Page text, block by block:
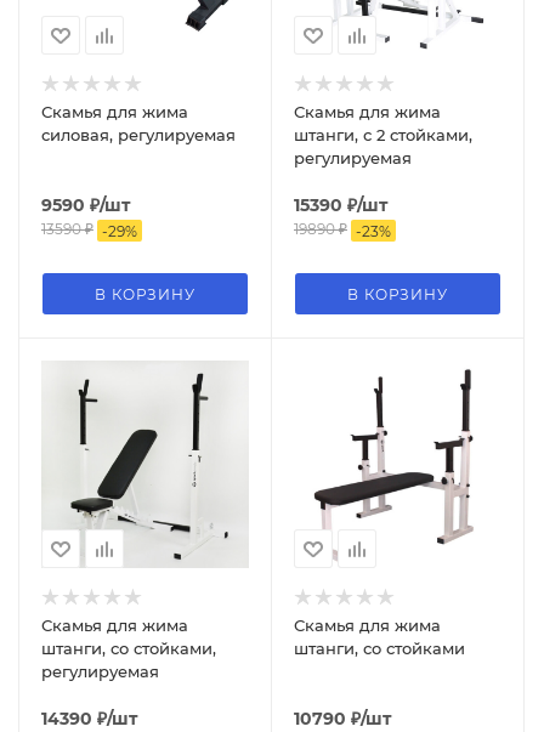
Скамья для жима
силовая, регулируемая
9590 ₽/шт
13590₽ -29%
В КОРЗИНУ
Скамья для жима
штанги, с 2 стойками,
регулируемая
15390 ₽/шт
19890₽ -23%
В КОРЗИНУ
Скамья для жима
штанги, со стойками,
регулируемая
14390 ₽/шт
Скамья для жима
штанги, со стойками
10790 ₽/шт